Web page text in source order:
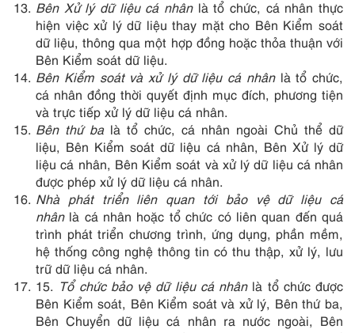
Bên Xử lý dữ liệu cá nhânlà tổ chức, cá nhân thực
hiện việc xử lý dữ liệu thay mặt cho Bên Kiểm soát
dữ liệu, thông qua một hợp đồng hoặc thỏa thuận với
Bên Kiểm soát dữ liệu.
Bên Kiểm soát và xử lý dữ liệu cá nhânlà tổ chức,
cá nhân đồng thời quyết định mục đích, phương tiện
và trực tiếp xử lý dữ liệu cá nhân.
Bên thứ balà tổ chức, cá nhân ngoài Chủ thể dữ
liệu, Bên Kiểm soát dữ liệu cá nhân, Bên Xử lý dữ
liệu cá nhân, Bên Kiểm soát và xử lý dữ liệu cá nhân
được phép xử lý dữ liệu cá nhân.
Nhà phát triển liên quan tới bảo vệ dữ liệu cá
nhânlà cá nhân hoặc tổ chức có liên quan đến quá
trình phát triển chương trình, ứng dụng, phần mềm,
hệ thống công nghệ thông tin có thu thập, xử lý, lưu
trữ dữ liệu cá nhân.
15. Tổ chức bảo vệ dữ liệu cá nhânlà tổ chức được
Bên Kiểm soát, Bên Kiểm soát và xử lý, Bên thứ ba,
Bên Chuyển dữ liệu cá nhân ra nước ngoài, Bên